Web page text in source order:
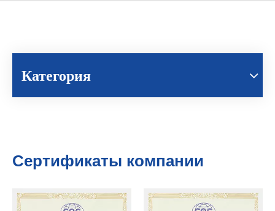
Категория
Сертификаты компании